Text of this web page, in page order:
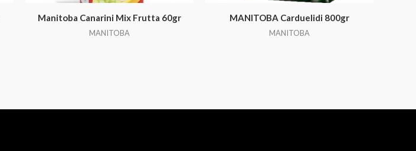
Manitoba Canarini Mix Frutta 60gr
MANITOBA
MANITOBA Carduelidi 800gr
MANITOBA